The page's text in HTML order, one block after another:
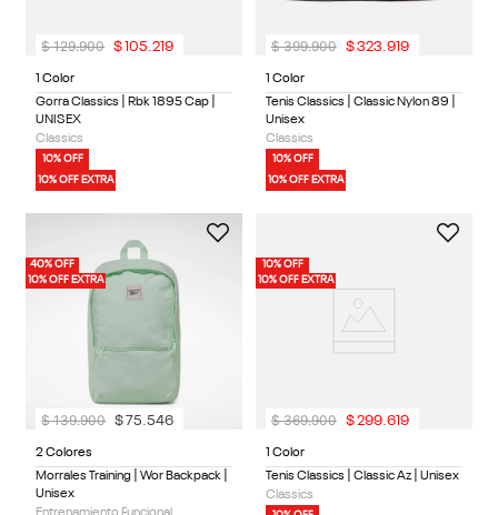
1 Color
Gorra Classics | Rbk 1895 Cap |
UNISEX
Classics
10% OFF
10% OFF EXTRA
$ 129.900 $105.219
1 Color
Tenis Classics | Classic Nylon 89 |
Unisex
Classics
10% OFF
10% OFF EXTRA
$ 399.900 $323.919
40% OFF
10% OFF EXTRA
2 Colores
Morrales Training | Wor Backpack |
Unisex
Entrenamiento Funcional
$ 139.900 $75 .546
10% OFF
10% OFF EXTRA
1 Color
Tenis Classics | Classic Az | Unisex
Classics
$ 369.900 $299. 619